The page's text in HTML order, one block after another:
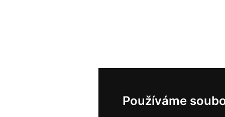
Používáme